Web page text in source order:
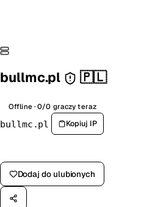
bullmc.pl 🇵🇱
Offline · 0/0 graczy teraz
bullmc.pl Kopiuj IP
Dodaj do ulubionych